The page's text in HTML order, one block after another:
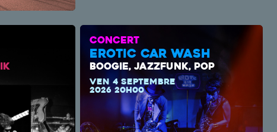
CONCERT
EROTIC CAR WASH
BOOGIE, JAZZFUNK, POP
VEN 4 SEPTEMBRE
2026 20H00